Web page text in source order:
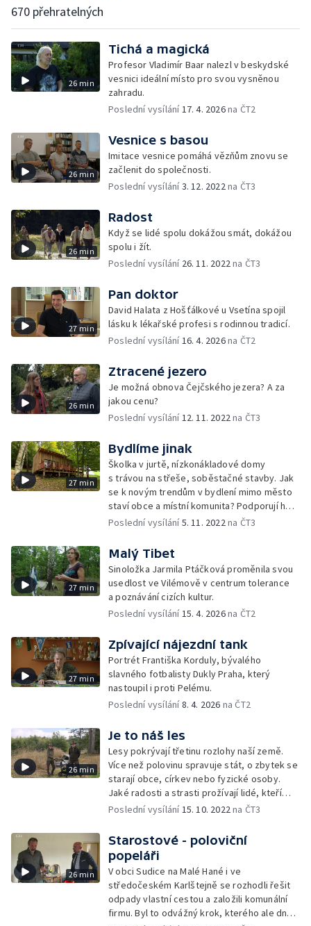
670 přehratelných
26 min
Tichá a magická
Profesor Vladimír Baar nalezl v beskydské
vesnici ideální místo pro svou vysněnou
zahradu.
Poslední vysílání17. 4. 2026na ČT2
26 min
Vesnice s basou
Imitace vesnice pomáhá vězňům znovu se
začlenit do společnosti.
Poslední vysílání3. 12. 2022na ČT3
26 min
Radost
Když se lidé spolu dokážou smát, dokážou
spolu i žít.
Poslední vysílání 26. 11. 2022na ČT3
27 min
Pan doktor
David Halata z Hošťálkové u Vsetína spojil
lásku k lékařské profesi s rodinnou tradicí.
Poslední vysílání16. 4. 2026na ČT2
26 min
Ztracené jezero
Je možná obnova Čejčského jezera? A za
jakou cenu?
Poslední vysílání12. 11. 2022na ČT3
27 min
Bydlíme jinak
Školka v jurtě, nízkonákladové domy
s trávou na střeše, soběstačné stavby. Jak
se k novým trendům v bydlení mimo město
staví obce a místní komunita? Podporují ho
nebo jsou nedůvěřiví?
Poslední vysílání5. 11. 2022na ČT3
27 min
Malý Tibet
Sinoložka Jarmila Ptáčková proměnila svou
usedlost ve Vilémově v centrum tolerance
a poznávání cizích kultur.
Poslední vysílání15. 4. 2026na ČT2
27 min
Zpívající nájezdní tank
Portrét Františka Korduly, bývalého
slavného fotbalisty Dukly Praha, který
nastoupil i proti Pelému.
Poslední vysílání8. 4. 2026 na ČT2
26 min
Je to náš les
Lesy pokrývají třetinu rozlohy naší země.
Více než polovinu spravuje stát, o zbytek se
starají obce, církev nebo fyzické osoby.
Jaké radosti a strasti prožívají lidé, kteří
o lesy pečují?
Poslední vysílání15. 10. 2022na ČT3
26 min
Starostové - poloviční
popeláři
V obci Sudice na Malé Hané i ve
středočeském Karlštejně se rozhodli řešit
odpady vlastní cestou a založili komunální
firmu. Byl to odvážný krok, kterého ale dnes